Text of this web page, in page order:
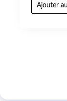
Ajouter